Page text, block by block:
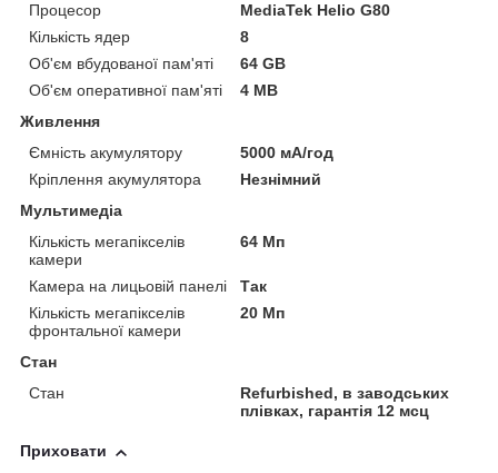
Процесор
MediaTek Helio G80
Кількість ядер
8
Об'єм вбудованої пам'яті
64 GB
Об'єм оперативної пам'яті
4 MB
Живлення
Ємність акумулятору
5000 мА/год
Кріплення акумулятора
Незнімний
Мультимедіа
Кількість мегапікселів
камери
64 Мп
Камера на лицьовій панелі
Так
Кількість мегапікселів
фронтальної камери
20 Мп
Стан
Стан
Refurbished, в заводських
плівках, гарантія 12 мсц
Приховати